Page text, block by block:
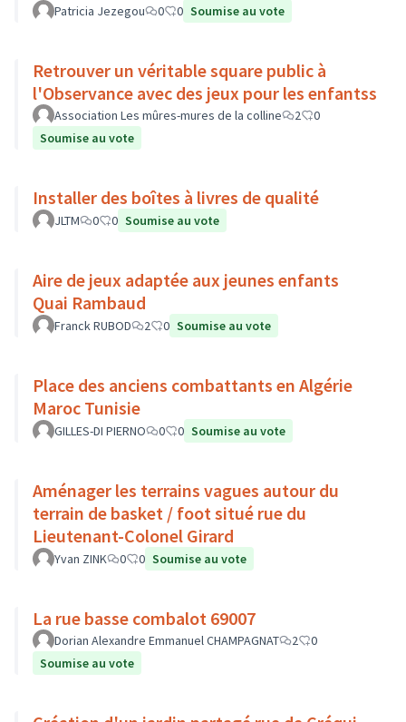
Patricia Jezegou 0 0 Soumise au vote
Retrouver un véritable square public à
l'Observance avec des jeux pour les enfantss
Association Les mûres-mures de la colline 2
0
Soumise au vote
Installer des boîtes à livres de qualité
JLTM 0 0 Soumise au vote
Aire de jeux adaptée aux jeunes enfants
Quai Rambaud
Franck RUBOD 2 0 Soumise au vote
Place des anciens combattants en Algérie
Maroc Tunisie
GILLES-DI PIERNO 0 0 Soumise au vote
Aménager les terrains vagues autour du
terrain de basket / foot situé rue du
Lieutenant-Colonel Girard
Yvan ZINK 0 0 Soumise au vote
La rue basse combalot 69007
Dorian Alexandre Emmanuel CHAMPAGNAT 2
0
Soumise au vote